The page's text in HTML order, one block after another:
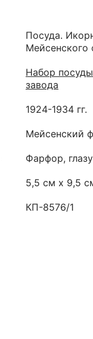
Посуда.
Мейсенского
Набор
завода
1924-1934 гг.
Мейсенский
Фарфор,
5,5 см х 9,5
КП-8576/1